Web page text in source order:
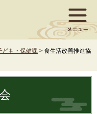
ども・保健課 > 食生活改善推進協